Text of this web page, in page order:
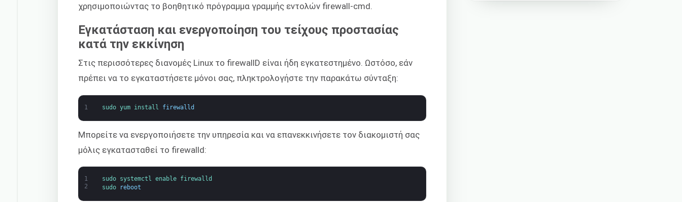
χρησιμοποιώντας το βοηθητικό πρόγραμμα γραμμής εντολών firewall-cmd.
Εγκατάσταση και ενεργοποίηση του τείχους προστασίας
κατά την εκκίνηση
Στις περισσότερες διανομές Linux το firewallD είναι ήδη εγκατεστημένο. Ωστόσο, εάν
πρέπει να το εγκαταστήσετε μόνοι σας, πληκτρολογήστε την παρακάτω σύνταξη:
1 sudo yum install firewalld
Μπορείτε να ενεργοποιήσετε την υπηρεσία και να επανεκκινήσετε τον διακομιστή σας
μόλις εγκατασταθεί το firewalld:
1
2
sudo systemctl enable firewalld
sudo
reboot